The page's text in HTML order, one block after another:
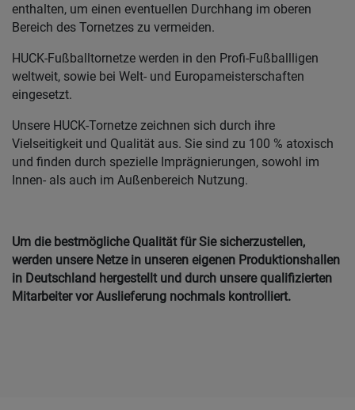
enthalten, um einen eventuellen Durchhang im oberen
Bereich des Tornetzes zu vermeiden.
HUCK-Fußballtornetze werden in den Profi-Fußballligen
weltweit, sowie bei Welt- und Europameisterschaften
eingesetzt.
Unsere HUCK-Tornetze zeichnen sich durch ihre
Vielseitigkeit und Qualität aus. Sie sind zu 100 % atoxisch
und finden durch spezielle Imprägnierungen, sowohl im
Innen- als auch im Außenbereich Nutzung.
Um die bestmögliche Qualität für Sie sicherzustellen,
werden unsere Netze in unseren eigenen Produktionshallen
in Deutschland hergestellt und durch unsere qualifizierten
Mitarbeiter vor Auslieferung nochmals kontrolliert.